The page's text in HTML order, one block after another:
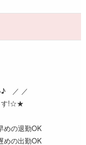
♪ ／ ／
す!☆★
めの退勤OK
めの出勤OK